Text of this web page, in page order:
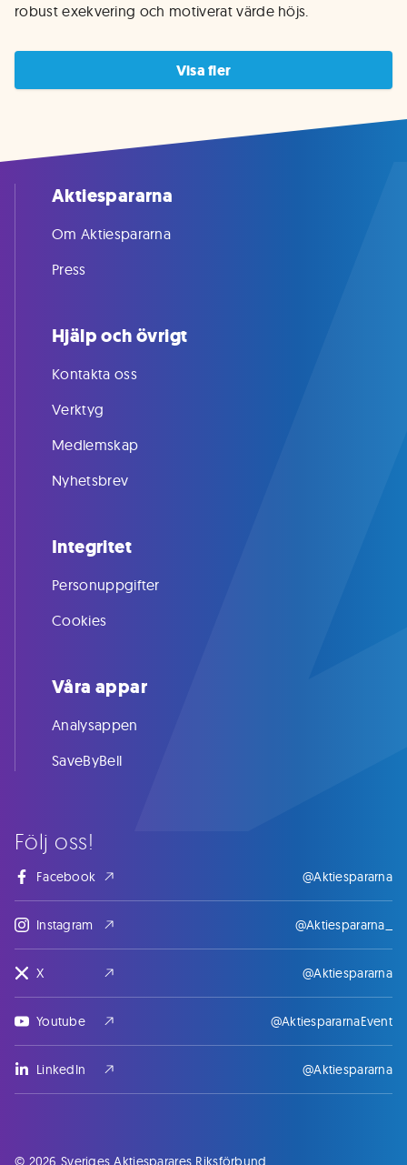
robust exekvering och motiverat värde höjs.
Visa fler
Följ oss!
Facebook @Aktiespararna
Instagram @Aktiespararna_
X @Aktiespararna
Youtube @AktiespararnaEvent
LinkedIn @Aktiespararna
Aktiespararna
Om Aktiespararna
Press
Hjälp och övrigt
Kontakta oss
Verktyg
Medlemskap
Nyhetsbrev
Integritet
Personuppgifter
Cookies
Våra appar
Analysappen
SaveByBell
© 2026 Sveriges Aktiesparares Riksförbund